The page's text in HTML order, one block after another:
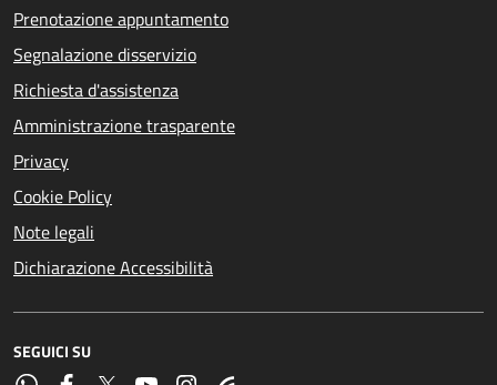
Prenotazione appuntamento
Segnalazione disservizio
Richiesta d'assistenza
Amministrazione trasparente
Privacy
Cookie Policy
Note legali
Dichiarazione Accessibilità
SEGUICI SU